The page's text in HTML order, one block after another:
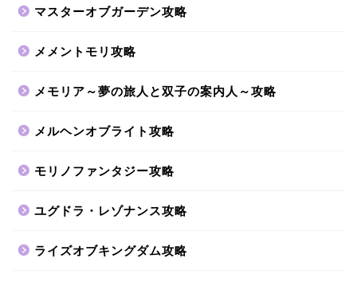
マスターオブガーデン攻略
メメントモリ攻略
メモリア～夢の旅人と双子の案内人～攻略
メルヘンオブライト攻略
モリノファンタジー攻略
ユグドラ・レゾナンス攻略
ライズオブキングダム攻略